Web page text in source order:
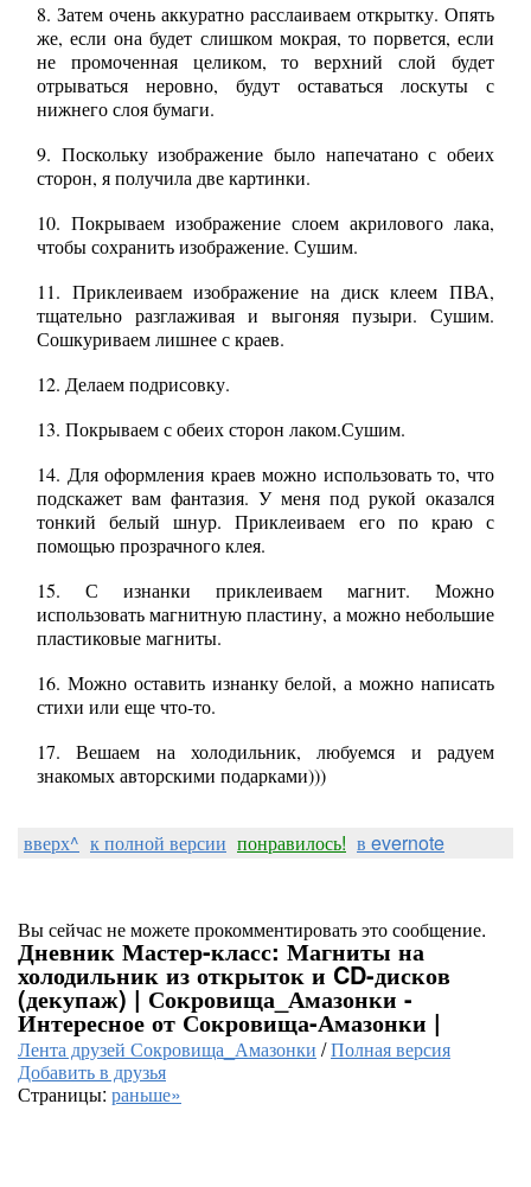
8. Затем очень аккуратно расслаиваем открытку. Опять
же, если она будет слишком мокрая, то порвется, если
не промоченная целиком, то верхний слой будет
отрываться неровно, будут оставаться лоскуты с
нижнего слоя бумаги.
9. Поскольку изображение было напечатано с обеих
сторон, я получила две картинки.
10. Покрываем изображение слоем акрилового лака,
чтобы сохранить изображение. Сушим.
11. Приклеиваем изображение на диск клеем ПВА,
тщательно разглаживая и выгоняя пузыри. Сушим.
Сошкуриваем лишнее с краев.
12. Делаем подрисовку.
13. Покрываем с обеих сторон лаком.Сушим.
14. Для оформления краев можно использовать то, что
подскажет вам фантазия. У меня под рукой оказался
тонкий белый шнур. Приклеиваем его по краю с
помощью прозрачного клея.
15. С изнанки приклеиваем магнит. Можно
использовать магнитную пластину, а можно небольшие
пластиковые магниты.
16. Можно оставить изнанку белой, а можно написать
стихи или еще что-то.
17. Вешаем на холодильник, любуемся и радуем
знакомых авторскими подарками)))
вверх^ к полной версии понравилось! в evernote
Вы сейчас не можете прокомментировать это сообщение.
Дневник Мастер-класс: Магниты на
холодильник из открыток и CD-дисков
(декупаж) | Сокровища_Амазонки -
Интересное от Сокровища-Амазонки |
Лента друзей Сокровища_Амазонки /Полная версия
Добавить в друзья
Страницы: раньше»